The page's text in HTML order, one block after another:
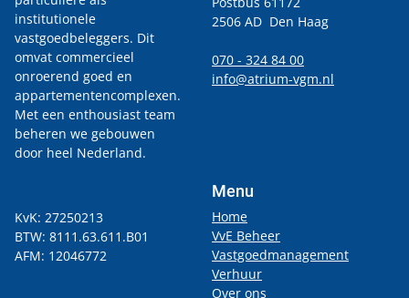
institutionele
vastgoedbeleggers. Dit
omvat commercieel
onroerend goed en
appartementencomplexen.
Met een enthousiast team
beheren we gebouwen
door heel Nederland.
2506 AD Den Haag
070 - 324 84 00
info@atrium-vgm.nl
KvK: 27250213
BTW: 8111.63.611.B01
AFM: 12046772
Menu
Home
VvE Beheer
Vastgoedmanagement
Verhuur
Over ons